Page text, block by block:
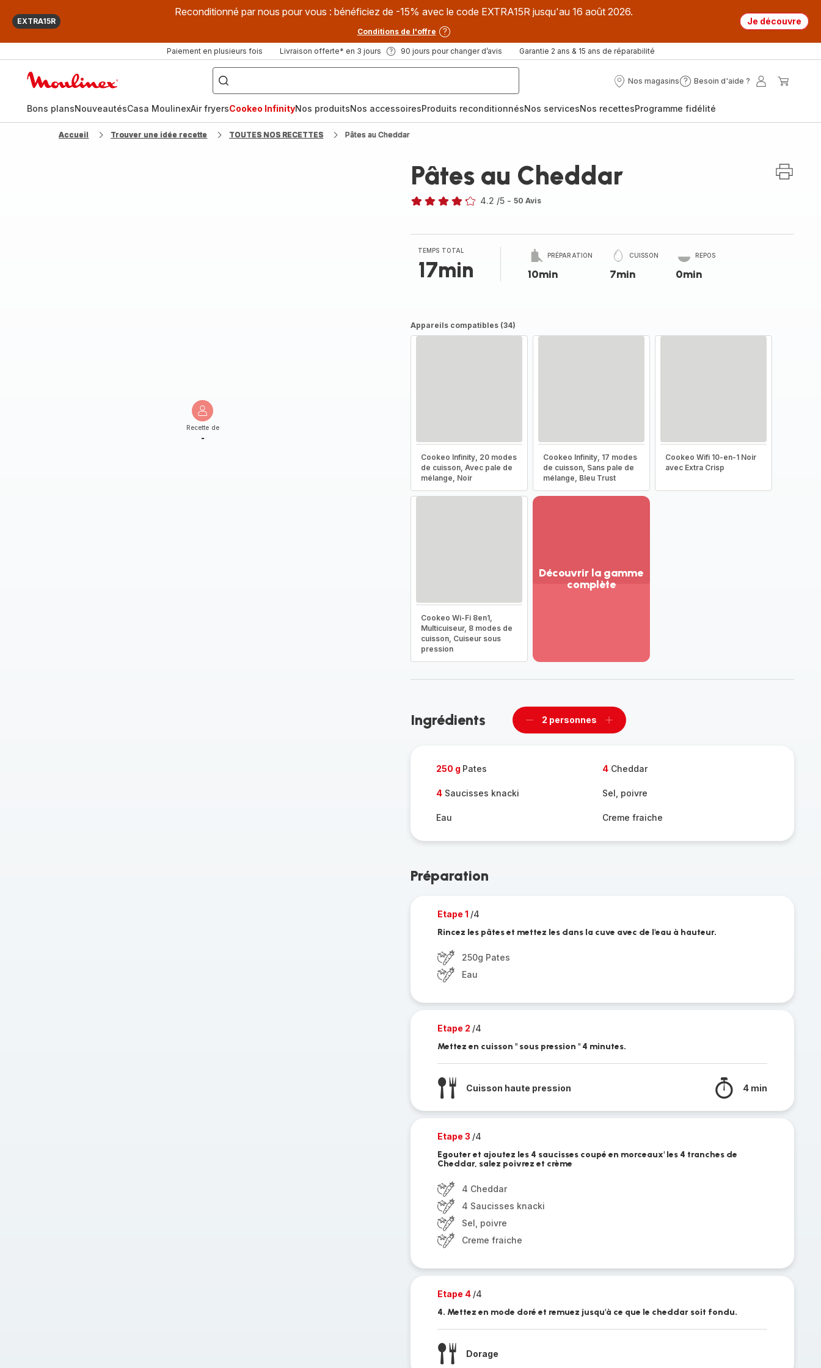
EXTRA15R
Reconditionné par nous pour vous : bénéficiez de -15% avec le code EXTRA15R jusqu'au 16 août 2026.
Conditions de l'offre
Je découvre
Paiement en plusieurs fois Livraison offerte* en 3 jours 90 jours pour changer d’avis Garantie 2 ans & 15 ans de réparabilité
["Que
recherchez-
vous
?",
fryer",
"Companion"]
Nos magasins
Nos
Besoin d'aide ?
Besoin
?
Mon
Bons plansNouveautésCasa MoulinexAir fryersCookeo InfinityNos produitsNos accessoiresProduits reconditionnésNos servicesNos recettesProgramme fidélité
Accueil Trouver une idée recette TOUTES NOS RECETTES Pâtes au Cheddar
Recette de
-
Pâtes au Cheddar
4.2 /5 - 50 Avis
TEMPS TOTAL
17min
PRÉPARATION
10min
CUISSON
7min
REPOS
0min
Appareils compatibles (34)
Cookeo Infinity, 20 modes
de cuisson, Avec pale de
mélange, Noir
Cookeo Infinity, 17 modes
de cuisson, Sans pale de
mélange, Bleu Trust
Cookeo Wifi 10-en-1 Noir
avec Extra Crisp
Cookeo Wi-Fi 8en1,
Multicuiseur, 8 modes de
cuisson, Cuiseur sous
pression
Découvrir la gamme
complète
-
Ingrédients
Supprimer
2 personnes
Ajouter
250 g Pates 4Cheddar
4Saucisses knacki Sel, poivre
Eau Creme fraiche
Préparation
Etape 1 /4
Rincez les pâtes et mettez les dans la cuve avec de l'eau à hauteur.
250g Pates
Eau
Etape 2 /4
Mettez en cuisson " sous pression " 4 minutes.
Cuisson haute pression 4 min
Etape 3 /4
Egouter et ajoutez les 4 saucisses coupé en morceaux' les 4 tranches de
Cheddar, salez poivrez et crème
4 Cheddar
4 Saucisses knacki
Sel, poivre
Creme fraiche
Etape 4 /4
4. Mettez en mode doré et remuez jusqu'à ce que le cheddar soit fondu.
Dorage